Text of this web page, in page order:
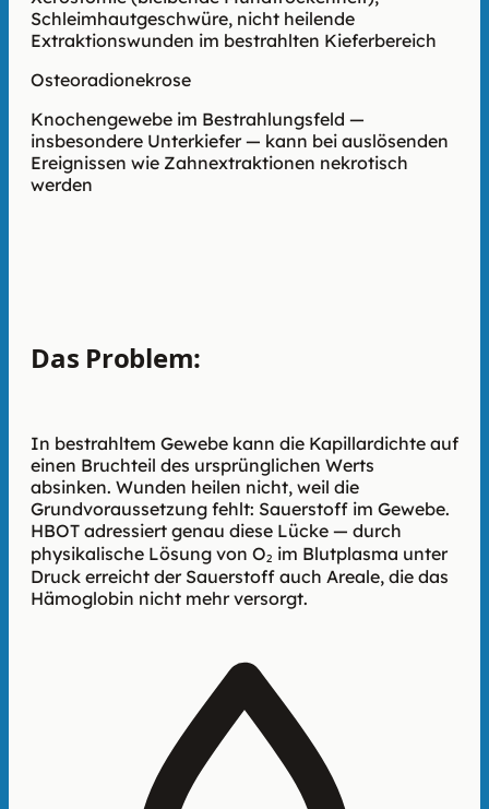
Schleimhautgeschwüre, nicht heilende
Extraktionswunden im bestrahlten Kieferbereich
Osteoradionekrose
Knochengewebe im Bestrahlungsfeld —
insbesondere Unterkiefer — kann bei auslösenden
Ereignissen wie Zahnextraktionen nekrotisch
werden
Das Problem:
In bestrahltem Gewebe kann die Kapillardichte auf
einen Bruchteil des ursprünglichen Werts
absinken. Wunden heilen nicht, weil die
Grundvoraussetzung fehlt: Sauerstoff im Gewebe.
HBOT adressiert genau diese Lücke — durch
physikalische Lösung von O₂ im Blutplasma unter
Druck erreicht der Sauerstoff auch Areale, die das
Hämoglobin nicht mehr versorgt.